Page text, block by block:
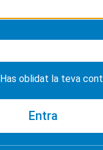
Has oblidat la teva